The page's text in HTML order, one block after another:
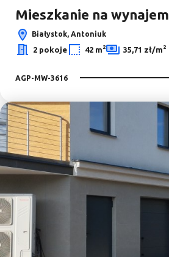
Mieszkanie na wynajem
Białystok, Antoniuk
2 pokoje 42 m2 35,71 zł/m2
AGP-MW-3616